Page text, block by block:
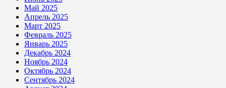
Май 2025
Апрель 2025
Март 2025
Февраль 2025
Январь 2025
Декабрь 2024
Ноябрь 2024
Октябрь 2024
Сентябрь 2024